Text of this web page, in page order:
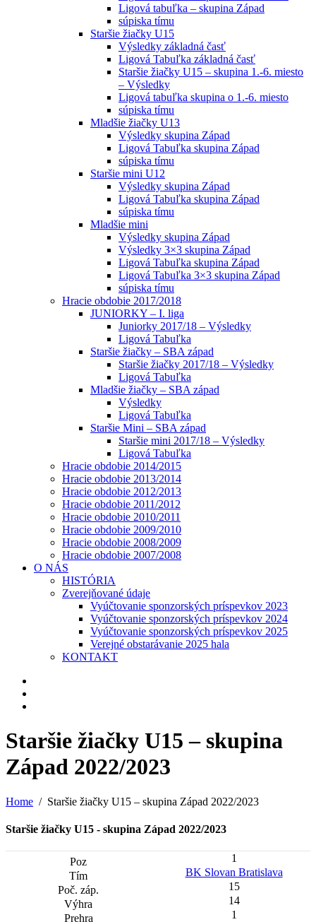
Ligová tabuľka – skupina Západ
súpiska tímu
Staršie žiačky U15
Výsledky základná časť
Ligová Tabuľka základná časť
Staršie žiačky U15 – skupina 1.-6. miesto
– Výsledky
Ligová tabuľka skupina o 1.-6. miesto
súpiska tímu
Mladšie žiačky U13
Výsledky skupina Západ
Ligová Tabuľka skupina Západ
súpiska tímu
Staršie mini U12
Výsledky skupina Západ
Ligová Tabuľka skupina Západ
súpiska tímu
Mladšie mini
Výsledky skupina Západ
Výsledky 3×3 skupina Západ
Ligová Tabuľka skupina Západ
Ligová Tabuľka 3×3 skupina Západ
súpiska tímu
Hracie obdobie 2017/2018
JUNIORKY – I. liga
Juniorky 2017/18 – Výsledky
Ligová Tabuľka
Staršie žiačky – SBA západ
Staršie žiačky 2017/18 – Výsledky
Ligová Tabuľka
Mladšie žiačky – SBA západ
Výsledky
Ligová Tabuľka
Staršie Mini – SBA západ
Staršie mini 2017/18 – Výsledky
Ligová Tabuľka
Hracie obdobie 2014/2015
Hracie obdobie 2013/2014
Hracie obdobie 2012/2013
Hracie obdobie 2011/2012
Hracie obdobie 2010/2011
Hracie obdobie 2009/2010
Hracie obdobie 2008/2009
Hracie obdobie 2007/2008
O NÁS
HISTÓRIA
Zverejňované údaje
Vyúčtovanie sponzorských príspevkov 2023
Vyúčtovanie sponzorských príspevkov 2024
Vyúčtovanie sponzorských príspevkov 2025
Verejné obstarávanie 2025 hala
KONTAKT
Staršie žiačky U15 – skupina
Západ 2022/2023
Home Staršie žiačky U15 – skupina Západ 2022/2023
Staršie žiačky U15 - skupina Západ 2022/2023
1
BK Slovan Bratislava
15
14
1